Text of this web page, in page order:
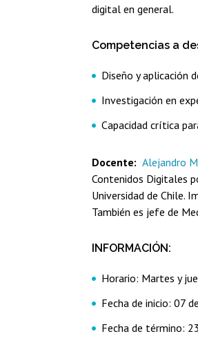
digital en general.
Competencias a
Diseño y aplicación
Investigación en
Capacidad crítica
Docente:Alejandro
Contenidos Digitales
Universidad de Chile.
También es jefe de
INFORMACIÓN:
Horario: Martes y
Fecha de inicio: 07
Fecha de término: